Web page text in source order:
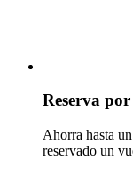
Reserva
Ahorra hasta
reservado un